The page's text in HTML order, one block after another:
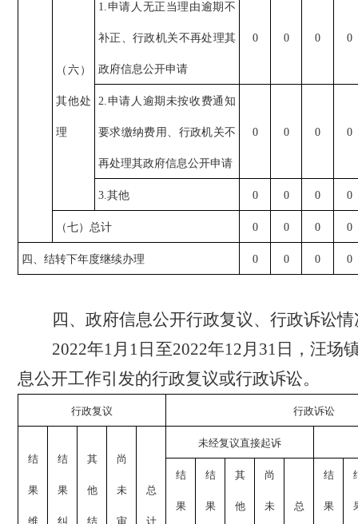
（六）
其他处
理
1.申请人无正当理由逾期不
补正、行政机关不再处理其
政府信息公开申请
0 0 0 0
2.申请人逾期未按收费通知
要求缴纳费用、行政机关不
再处理其政府信息公开申请
0 0 0 0
3.其他 0 0 0 0
（七）总计 0 0 0 0
四、结转下年度继续办理 0 0 0 0
四、 政府信息公开行政复议、行政诉讼情
2022年1月1日至2022年12月31日，汪场
息公开工作引发的行政复议或行政诉讼。
行政复议 行政诉讼
结
果
维
结
果
纠
其
他
结
尚
未
审
总
计
未经复议直接起诉
结
果
结
果
其
他
尚
未 总
结
果